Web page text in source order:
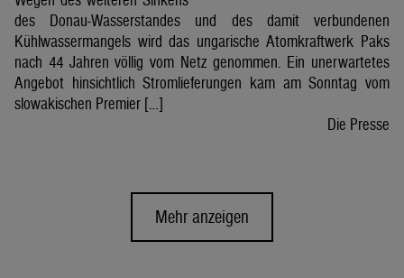
des Donau-Wasserstandes und des damit verbundenen
Kühlwassermangels wird das ungarische Atomkraftwerk Paks
nach 44 Jahren völlig vom Netz genommen. Ein unerwartetes
Angebot hinsichtlich Stromlieferungen kam am Sonntag vom
slowakischen Premier […]
Die Presse
Mehr anzeigen